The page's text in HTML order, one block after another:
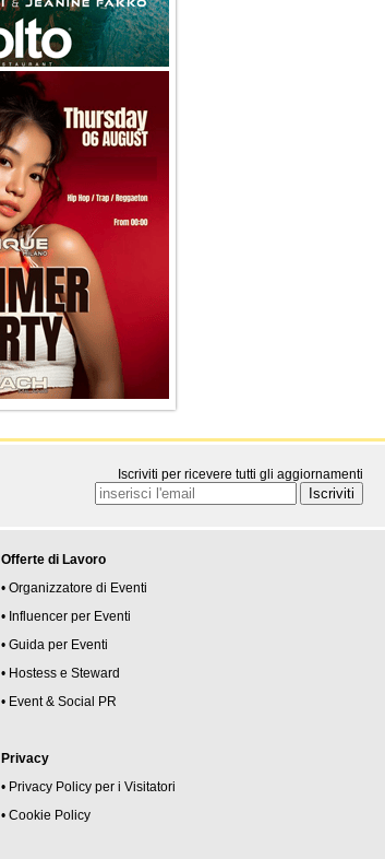
Iscriviti per ricevere tutti gli aggiornamenti
Offerte di Lavoro
• Organizzatore di Eventi
• Influencer per Eventi
• Guida per Eventi
• Hostess e Steward
• Event & Social PR
Privacy
• Privacy Policy per i Visitatori
• Cookie Policy